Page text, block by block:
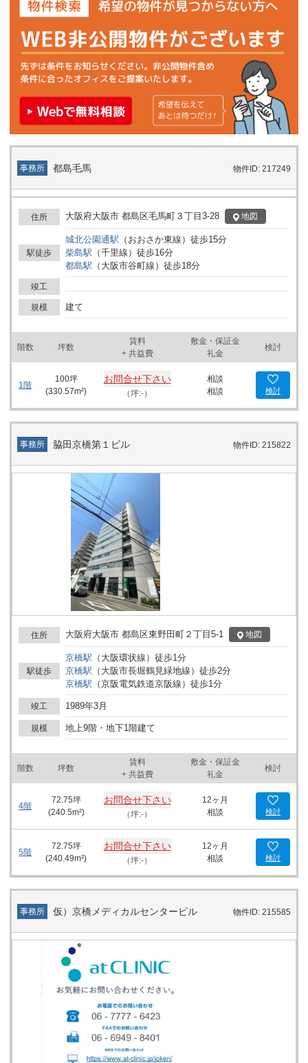
事務所 都島毛馬 物件ID: 217249
住所 大阪府大阪市 都島区毛馬町３丁目3-28 地図
駅徒歩
城北公園通駅 （ おおさか東線 ） 徒歩15分
柴島駅 （千里線 ） 徒歩16分
都島駅 （ 大阪市谷町線 ） 徒歩18分
竣工
規模 建て
階数 坪数
賃料
+ 共益費
敷金・保証金
礼金
検討
1階
100坪
(330.57m²)
お問合せ下さい
（坪:-）
相談
相談
検討
事務所 脇田京橋第１ビル 物件ID: 215822
住所 大阪府大阪市 都島区東野田町２丁目5-1 地図
駅徒歩
京橋駅 （ 大阪環状線 ） 徒歩1分
京橋駅 （ 大阪市長堀鶴見緑地線 ） 徒歩2分
京橋駅 （京阪電気鉄道京阪線 ） 徒歩1分
竣工 1989年3月
規模 地上9階・地下1階建て
階数 坪数
賃料
+ 共益費
敷金・保証金
礼金
検討
4階
72.75坪
(240.5m²)
お問合せ下さい
（坪:-）
12ヶ月
相談
検討
5階
72.75坪
(240.49m²)
お問合せ下さい
（坪:-）
12ヶ月
相談
検討
事務所 仮）京橋メディカルセンタービル 物件ID: 215585